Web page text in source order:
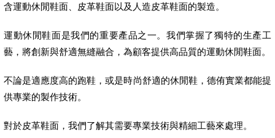
含運動休閒鞋面、皮革鞋面以及人造皮革鞋面的製造。
運動休閒鞋面是我們的重要產品之一。我們掌握了獨特的生產工
藝，將創新與舒適無縫融合，為顧客提供高品質的運動休閒鞋面。
不論是適應度高的跑鞋，或是時尚舒適的休閒鞋，德侑實業都能提
供專業的製作技術。
對於皮革鞋面，我們了解其需要專業技術與精細工藝來處理。